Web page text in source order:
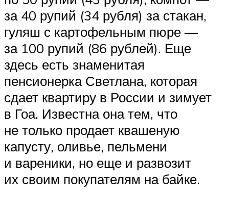
за 40 рупий (34 рубля) за стакан,
гуляш с картофельным пюре —
за 100 рупий (86 рублей). Еще
здесь есть знаменитая
пенсионерка Светлана, которая
сдает квартиру в России и зимует
в Гоа. Известна она тем, что
не только продает квашеную
капусту, оливье, пельмени
и вареники, но еще и развозит
их своим покупателям на байке.